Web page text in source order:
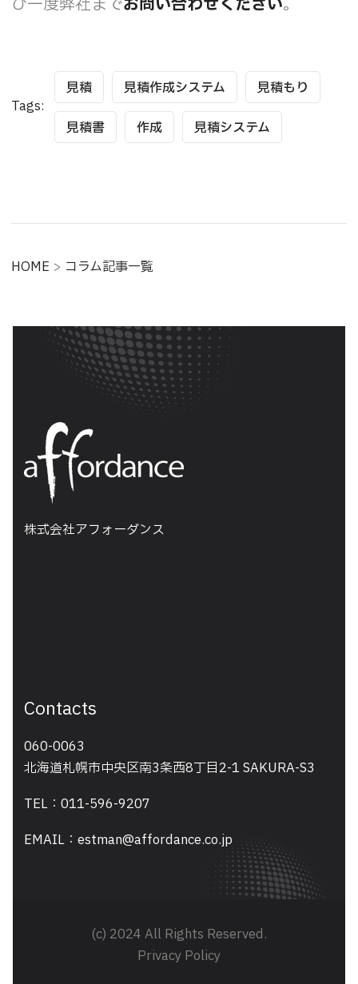
Tags:
見積 見積作成システム 見積もり
見積書 作成 見積システム
HOME > コラム記事一覧
株式会社アフォーダンス
Contacts
060-0063
北海道札幌市中央区南3条西8丁目2-1 SAKURA-S3
TEL：011-596-9207
EMAIL：estman@affordance.co.jp
(c) 2024 All Rights Reserved.
Privacy Policy